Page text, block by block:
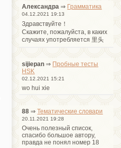
Александра ⇒ Грамматика
04.12.2021 19:13
Здравствуйте！
Cкажите, пожалуйста, в каких
случаях употребляется 里头
sijiepan ⇒ Пробные тесты
HSK
02.12.2021 15:21
wo hui xie
88 ⇒Тематические словари
20.11.2021 19:28
Очень полезный список,
спасибо большое автору,
правда не понял номер 18